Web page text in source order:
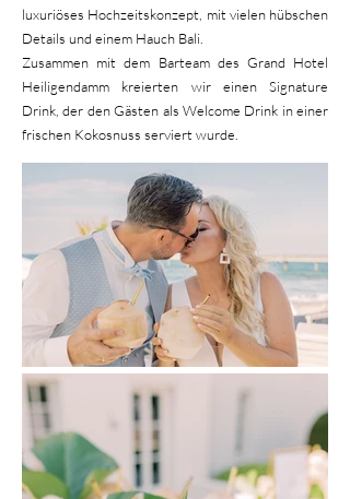
luxuriöses Hochzeitskonzept, mit vielen hübschen
Details und einem Hauch Bali.
Zusammen mit dem Barteam des Grand Hotel
Heiligendamm kreierten wir einen Signature
Drink, der den Gästen als Welcome Drink in einer
frischen Kokosnuss serviert wurde.